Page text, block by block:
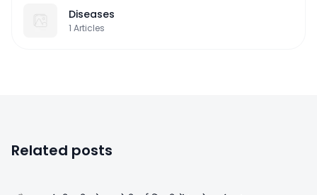
Diseases
1 Articles
Related posts